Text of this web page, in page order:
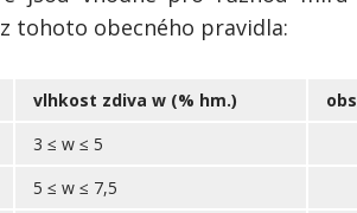
tohoto obecného pravidla:
vlhkost zdiva w (% hm.)
3 ≤ w ≤ 5
5 ≤ w ≤ 7,5